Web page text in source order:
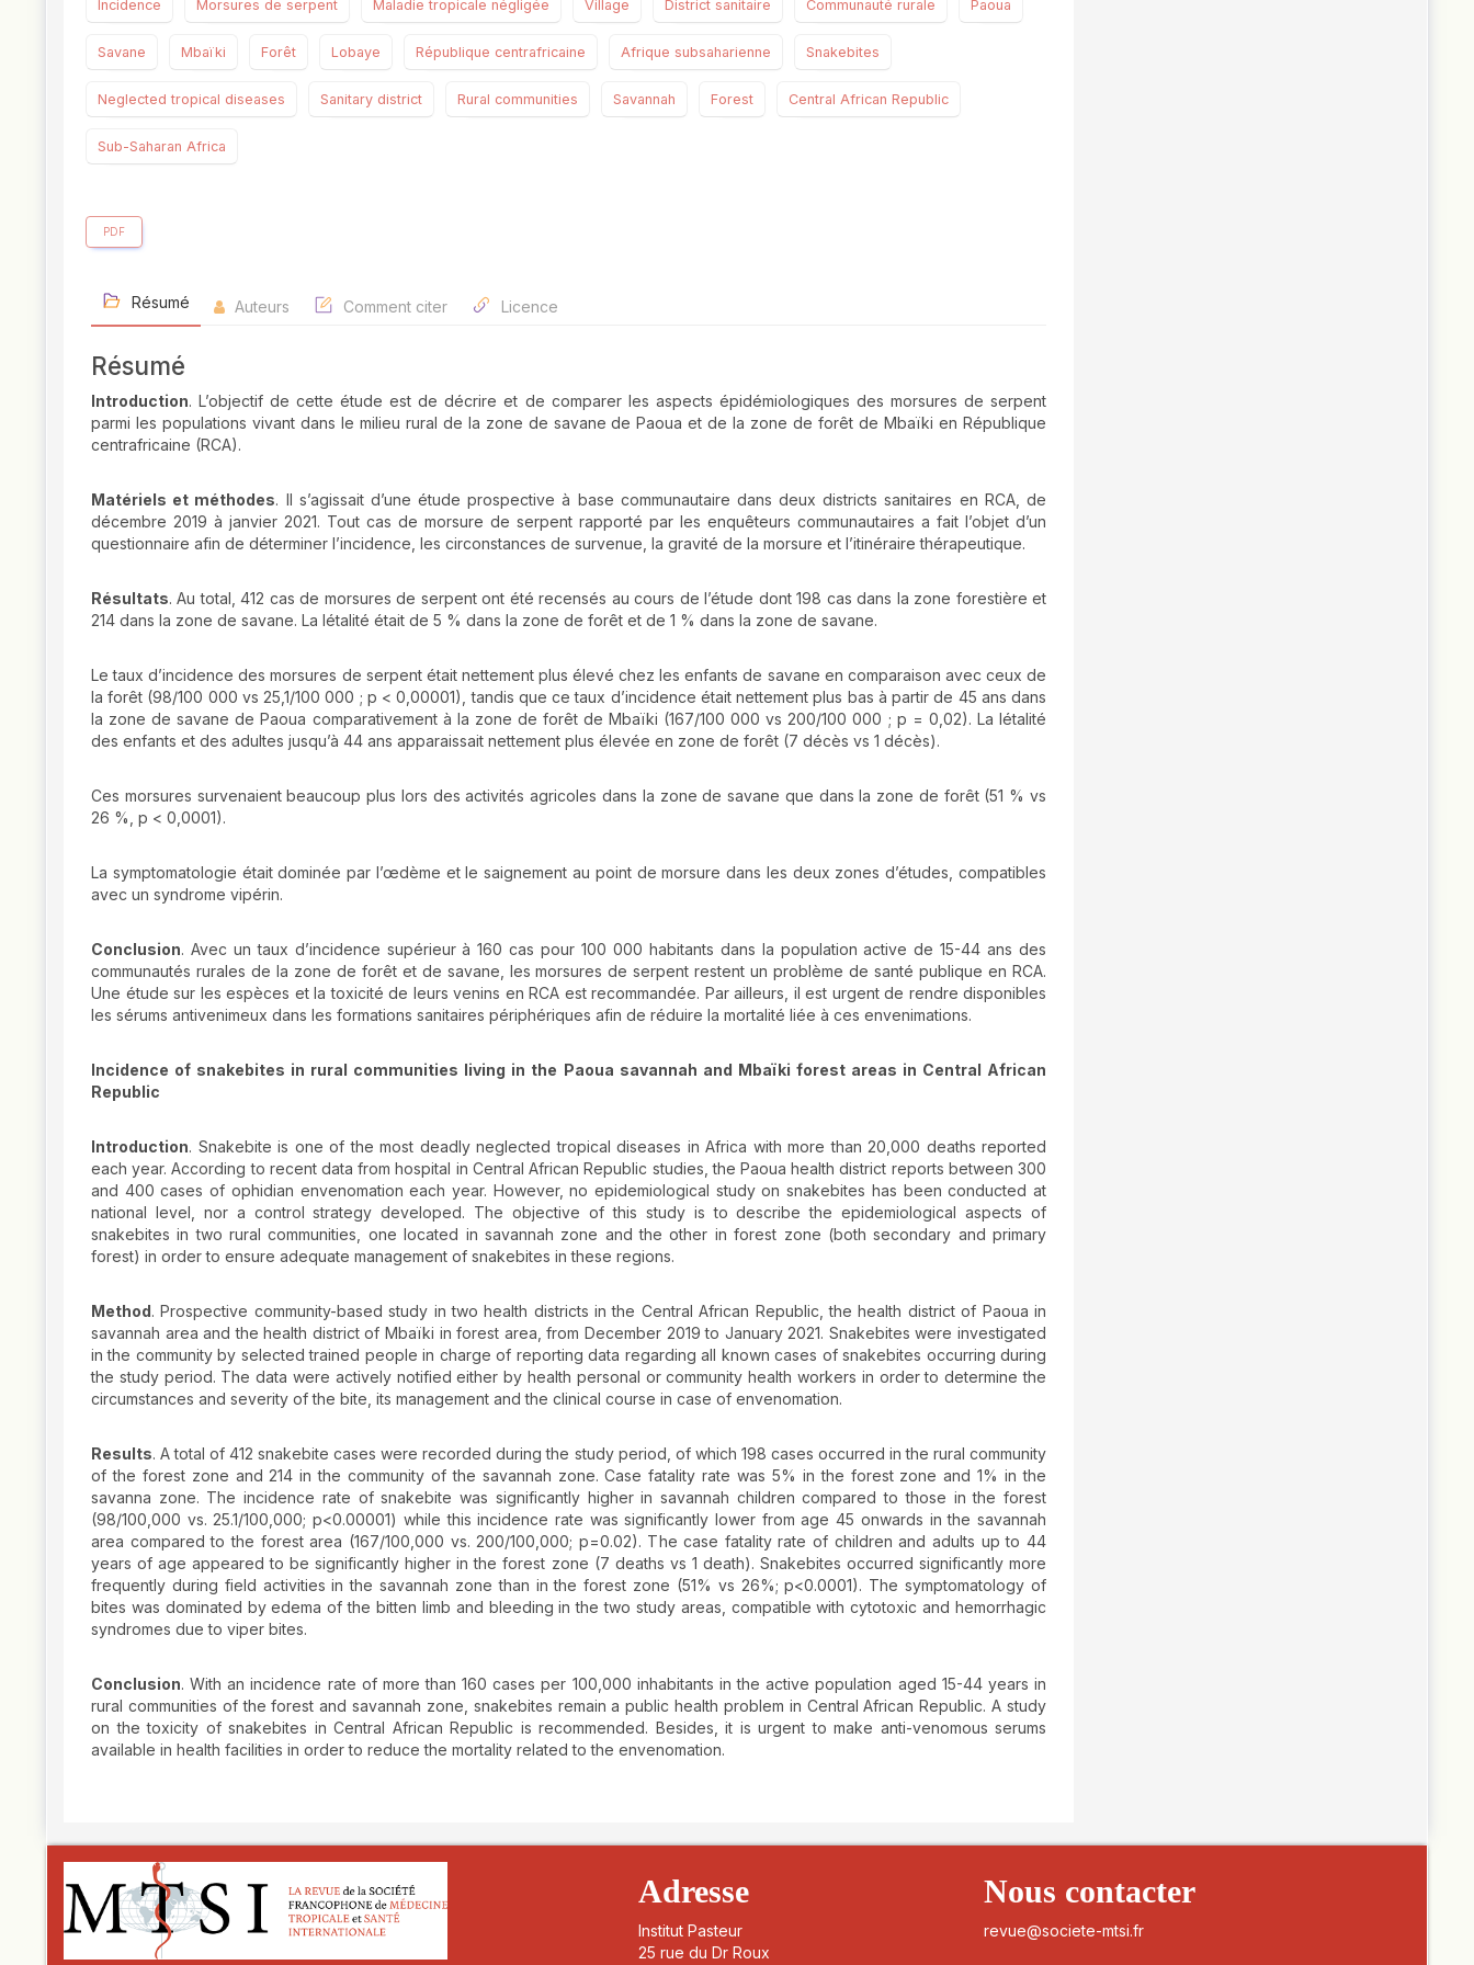
Incidence Morsures de serpent Maladie tropicale négligée Village District sanitaire Communauté rurale Paoua
Savane Mbaïki Forêt Lobaye République centrafricaine Afrique subsaharienne Snakebites
Neglected tropical diseases Sanitary district Rural communities Savannah Forest Central African Republic
Sub-Saharan Africa
PDF
Résumé Auteurs Comment citer Licence
Résumé
Introduction. L’objectif de cette étude est de décrire et de comparer les aspects épidémiologiques des morsures de serpent
parmi les populations vivant dans le milieu rural de la zone de savane de Paoua et de la zone de forêt de Mbaïki en République
centrafricaine (RCA).
Matériels et méthodes. Il s’agissait d’une étude prospective à base communautaire dans deux districts sanitaires en RCA, de
décembre 2019 à janvier 2021. Tout cas de morsure de serpent rapporté par les enquêteurs communautaires a fait l’objet d’un
questionnaire afin de déterminer l’incidence, les circonstances de survenue, la gravité de la morsure et l’itinéraire thérapeutique.
Résultats. Au total, 412 cas de morsures de serpent ont été recensés au cours de l’étude dont 198 cas dans la zone forestière et
214 dans la zone de savane. La létalité était de 5 % dans la zone de forêt et de 1 % dans la zone de savane.
Le taux d’incidence des morsures de serpent était nettement plus élevé chez les enfants de savane en comparaison avec ceux de
la forêt (98/100 000 vs 25,1/100 000 ; p < 0,00001), tandis que ce taux d’incidence était nettement plus bas à partir de 45 ans dans
la zone de savane de Paoua comparativement à la zone de forêt de Mbaïki (167/100 000 vs 200/100 000 ; p = 0,02). La létalité
des enfants et des adultes jusqu’à 44 ans apparaissait nettement plus élevée en zone de forêt (7 décès vs 1 décès).
Ces morsures survenaient beaucoup plus lors des activités agricoles dans la zone de savane que dans la zone de forêt (51 % vs
26 %, p < 0,0001).
La symptomatologie était dominée par l’œdème et le saignement au point de morsure dans les deux zones d’études, compatibles
avec un syndrome vipérin.
Conclusion. Avec un taux d’incidence supérieur à 160 cas pour 100 000 habitants dans la population active de 15-44 ans des
communautés rurales de la zone de forêt et de savane, les morsures de serpent restent un problème de santé publique en RCA.
Une étude sur les espèces et la toxicité de leurs venins en RCA est recommandée. Par ailleurs, il est urgent de rendre disponibles
les sérums antivenimeux dans les formations sanitaires périphériques afin de réduire la mortalité liée à ces envenimations.
Incidence of snakebites in rural communities living in the Paoua savannah and Mbaïki forest areas in Central African
Republic
Introduction. Snakebite is one of the most deadly neglected tropical diseases in Africa with more than 20,000 deaths reported
each year. According to recent data from hospital in Central African Republic studies, the Paoua health district reports between 300
and 400 cases of ophidian envenomation each year. However, no epidemiological study on snakebites has been conducted at
national level, nor a control strategy developed. The objective of this study is to describe the epidemiological aspects of
snakebites in two rural communities, one located in savannah zone and the other in forest zone (both secondary and primary
forest) in order to ensure adequate management of snakebites in these regions.
Method. Prospective community-based study in two health districts in the Central African Republic, the health district of Paoua in
savannah area and the health district of Mbaïki in forest area, from December 2019 to January 2021. Snakebites were investigated
in the community by selected trained people in charge of reporting data regarding all known cases of snakebites occurring during
the study period. The data were actively notified either by health personal or community health workers in order to determine the
circumstances and severity of the bite, its management and the clinical course in case of envenomation.
Results. A total of 412 snakebite cases were recorded during the study period, of which 198 cases occurred in the rural community
of the forest zone and 214 in the community of the savannah zone. Case fatality rate was 5% in the forest zone and 1% in the
savanna zone. The incidence rate of snakebite was significantly higher in savannah children compared to those in the forest
(98/100,000 vs. 25.1/100,000; p<0.00001) while this incidence rate was significantly lower from age 45 onwards in the savannah
area compared to the forest area (167/100,000 vs. 200/100,000; p=0.02). The case fatality rate of children and adults up to 44
years of age appeared to be significantly higher in the forest zone (7 deaths vs 1 death). Snakebites occurred significantly more
frequently during field activities in the savannah zone than in the forest zone (51% vs 26%; p<0.0001). The symptomatology of
bites was dominated by edema of the bitten limb and bleeding in the two study areas, compatible with cytotoxic and hemorrhagic
syndromes due to viper bites.
Conclusion. With an incidence rate of more than 160 cases per 100,000 inhabitants in the active population aged 15-44 years in
rural communities of the forest and savannah zone, snakebites remain a public health problem in Central African Republic. A study
on the toxicity of snakebites in Central African Republic is recommended. Besides, it is urgent to make anti-venomous serums
available in health facilities in order to reduce the mortality related to the envenomation.
Adresse
Institut Pasteur
25 rue du Dr Roux
Nous contacter
revue@societe-mtsi.fr